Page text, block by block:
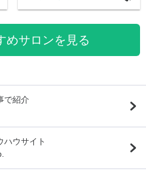
めサロンを見る
で紹介
ハウサイト